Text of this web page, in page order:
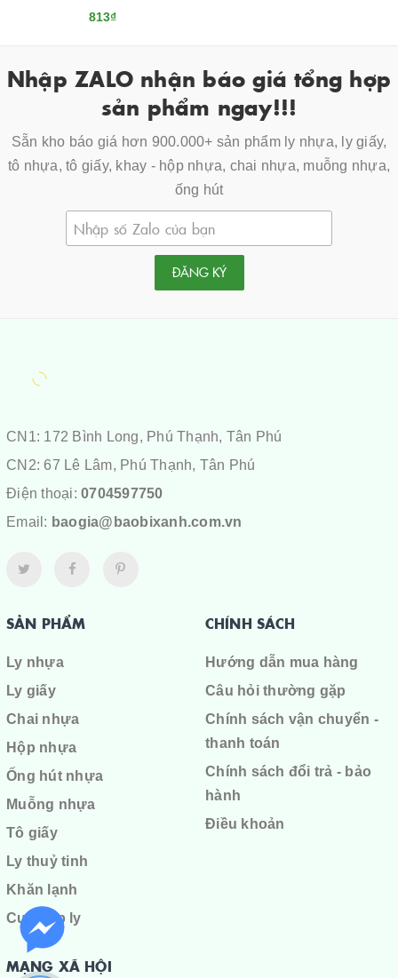
813₫
Nhập ZALO nhận báo giá tổng hợp
sản phẩm ngay!!!
Sẵn kho báo giá hơn 900.000+ sản phẩm ly nhựa, ly giấy,
tô nhựa, tô giấy, khay - hộp nhựa, chai nhựa, muỗng nhựa,
ống hút
ĐĂNG KÝ
CN1: 172 Bình Long, Phú Thạnh, Tân Phú
CN2: 67 Lê Lâm, Phú Thạnh, Tân Phú
Điện thoại: 0704597750
Email: baogia@baobixanh.com.vn
SẢN PHẨM
Ly nhựa
Ly giấy
Chai nhựa
Hộp nhựa
Ống hút nhựa
Muỗng nhựa
Tô giấy
Ly thuỷ tinh
Khăn lạnh
Cuộn ép ly
CHÍNH SÁCH
Hướng dẫn mua hàng
Câu hỏi thường gặp
Chính sách vận chuyển -
thanh toán
Chính sách đổi trả - bảo
hành
Điều khoản
MẠNG XÃ HỘI